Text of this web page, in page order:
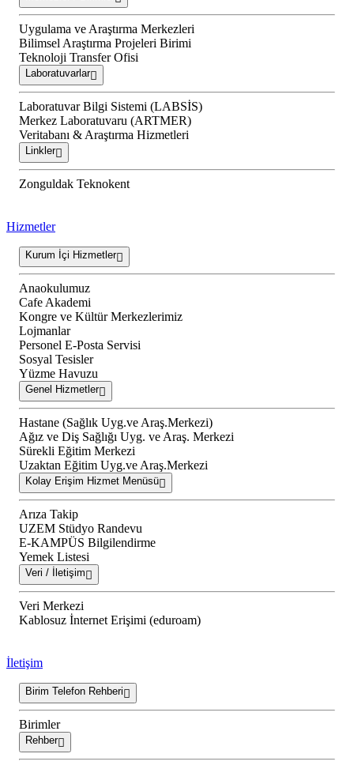
Uygulama ve Araştırma Merkezleri
Bilimsel Araştırma Projeleri Birimi
Teknoloji Transfer Ofisi
Laboratuvarlar
Laboratuvar Bilgi Sistemi (LABSİS)
Merkez Laboratuvaru (ARTMER)
Veritabanı & Araştırma Hizmetleri
Linkler
Zonguldak Teknokent
Hizmetler
Kurum İçi Hizmetler
Anaokulumuz
Cafe Akademi
Kongre ve Kültür Merkezlerimiz
Lojmanlar
Personel E-Posta Servisi
Sosyal Tesisler
Yüzme Havuzu
Genel Hizmetler
Hastane (Sağlık Uyg.ve Araş.Merkezi)
Ağız ve Diş Sağlığı Uyg. ve Araş. Merkezi
Sürekli Eğitim Merkezi
Uzaktan Eğitim Uyg.ve Araş.Merkezi
Kolay Erişim Hizmet Menüsü
Arıza Takip
UZEM Stüdyo Randevu
E-KAMPÜS Bilgilendirme
Yemek Listesi
Veri / İletişim
Veri Merkezi
Kablosuz İnternet Erişimi (eduroam)
İletişim
Birim Telefon Rehberi
Birimler
Rehber